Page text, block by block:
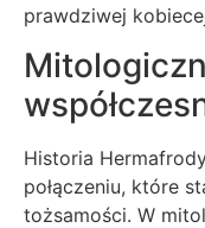
prawdziwej
Historia
połączeniu, które
tożsamości. W